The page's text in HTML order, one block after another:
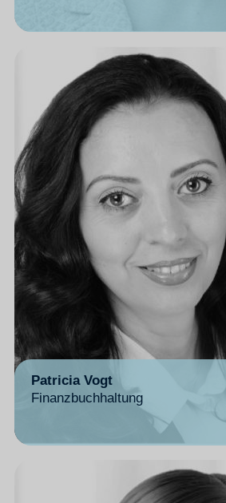
Patricia Vogt
Finanzbuchhaltung